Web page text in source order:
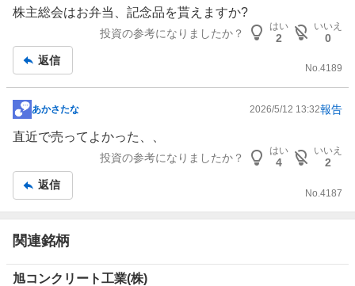
示
記
事
株主総会はお弁当 、記念品を貰えますか?
投資の参考になりましたか？
はい
2
いいえ
0
返信
No.4189
掲
示
記
事
あかさたな 2026/5/12 13:32報告
直近で売ってよかった、、
投資の参考になりましたか？
はい
4
いいえ
2
返信
No. 4187
関連銘柄
旭コンクリート工業(株)